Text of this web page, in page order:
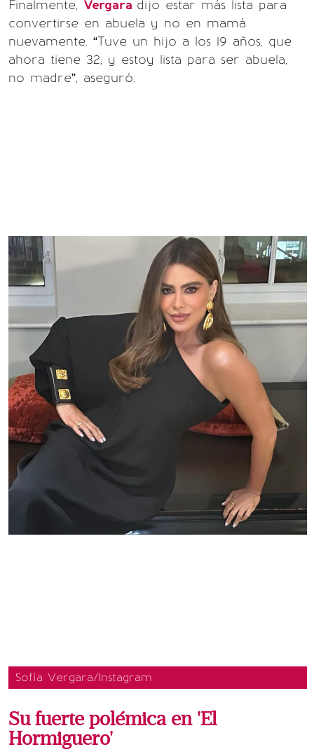
Finalmente, Vergara dijo estar más lista para
convertirse en abuela y no en mamá
nuevamente. “Tuve un hijo a los 19 años, que
ahora tiene 32, y estoy lista para ser abuela,
no madre”, aseguró.
Sofía Vergara/Instagram
Su fuerte polémica en 'El
Hormiguero'